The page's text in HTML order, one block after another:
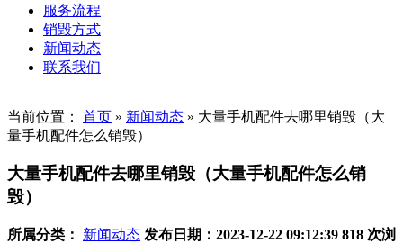
服务流程
销毁方式
新闻动态
联系我们
当前位置： 首页 » 新闻动态 » 大量手机配件去哪里销毁（大
量手机配件怎么销毁）
大量手机配件去哪里销毁（大量手机配件怎么销
毁）
所属分类： 新闻动态 发布日期：2023-12-22 09:12:39 818 次浏